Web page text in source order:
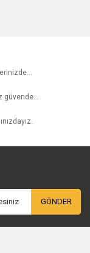
güvende...
GÖNDER